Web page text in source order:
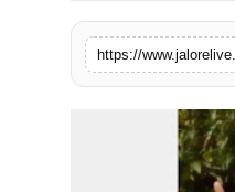
लाइफस्टाइल
https://